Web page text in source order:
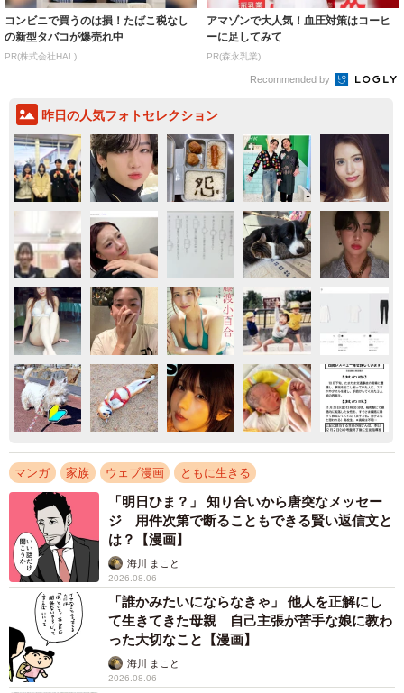
コンビニで買うのは損！たばこ税なし
の新型タバコが爆売れ中
PR(株式会社HAL)
アマゾンで大人気！血圧対策はコーヒ
ーに足してみて
PR(森永乳業)
Recommended by
昨日の人気フォトセレクション
マンガ 家族 ウェブ漫画 ともに生きる
「明日ひま？」 知り合いから唐突なメッセー
ジ 用件次第で断ることもできる賢い返信文と
は？【漫画】
海川 まこと
2026.08.06
「誰かみたいにならなきゃ」 他人を正解にし
て生きてきた母親 自己主張が苦手な娘に教わ
った大切なこと【漫画】
海川 まこと
2026.08.06